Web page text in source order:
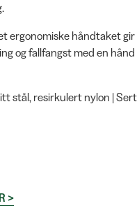
håndtaket gir
og fallfangst med en
resirkulert nylon |
>